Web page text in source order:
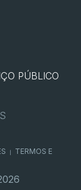
PÚBLICO
TERMOS E